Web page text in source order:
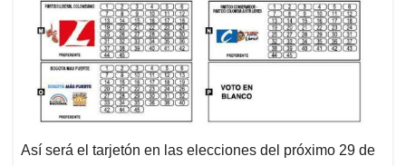
Así será el tarjetón en las elecciones del próximo 29 de